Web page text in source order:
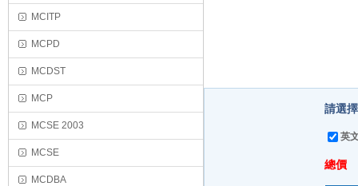
MCITP
MCPD
MCDST
MCP
MCSE 2003
MCSE
MCDBA
請選
英
總價